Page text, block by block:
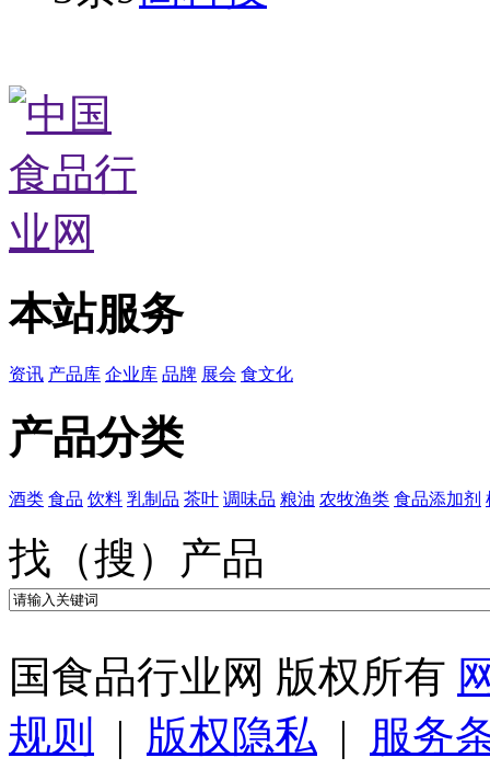
本站服务
资讯 产品库 企业库 品牌 展会 食文化
产品分类
酒类 食品 饮料 乳制品 茶叶 调味品 粮油 农牧渔类 食品添加剂
找（搜）产品
国食品行业网 版权所有
规则
| 版权隐私 | 服务